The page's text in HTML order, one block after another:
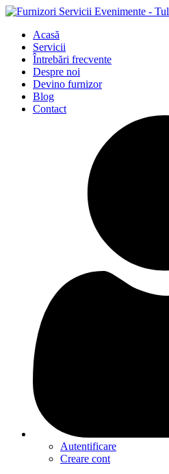
Acasă
Servicii
Întrebări frecvente
Despre noi
Devino furnizor
Blog
Contact
Autentificare
Creare cont